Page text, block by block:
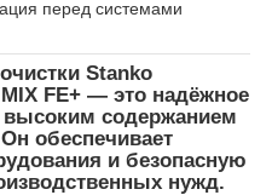
перед системами
Stanko
FE+ — это надёжное
высоким содержанием
обеспечивает
и безопасную
нужд.